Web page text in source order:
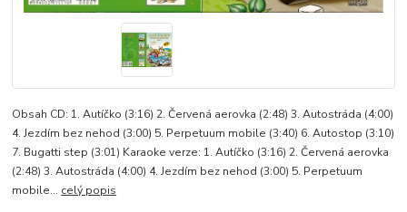
Obsah CD: 1. Autíčko (3:16) 2. Červená aerovka (2:48) 3. Autostráda (4:00)
4. Jezdím bez nehod (3:00) 5. Perpetuum mobile (3:40) 6. Autostop (3:10)
7. Bugatti step (3:01) Karaoke verze: 1. Autíčko (3:16) 2. Červená aerovka
(2:48) 3. Autostráda (4:00) 4. Jezdím bez nehod (3:00) 5. Perpetuum
mobile... celý popis